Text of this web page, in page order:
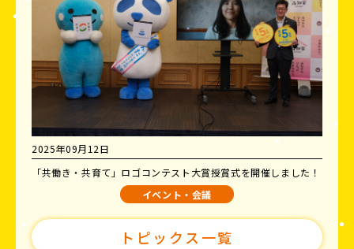
2025年09月12日
「共働き・共育て」ロゴコンテスト大賞授賞式を開催しました！
イベント・会議
トピックス一覧